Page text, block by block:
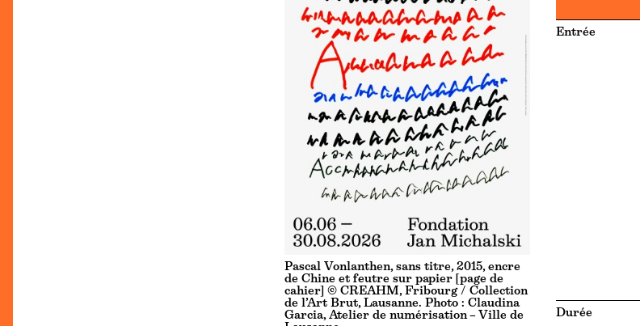
Pascal Vonlanthen, sans titre, 2015, encre
de Chine et feutre sur papier [page de
cahier] © CREAHM, Fribourg / Collection
de l’Art Brut, Lausanne. Photo : Claudina
Garcia, Atelier de numérisation – Ville de
Entrée
Durée